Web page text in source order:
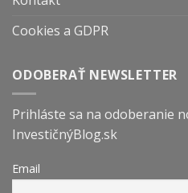
Cookies a GDPR
ODOBERAŤ NEWSLETTER
Prihláste sa na odoberanie
InvestičnýBlog.sk
Email